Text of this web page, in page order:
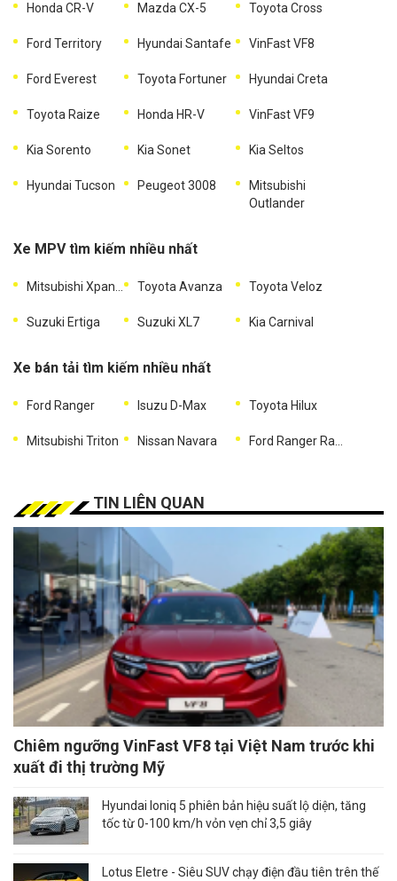
Honda CR-V Mazda CX-5 Toyota Cross
Ford Territory Hyundai Santafe VinFast VF8
Ford Everest Toyota Fortuner Hyundai Creta
Toyota Raize Honda HR-V VinFast VF9
Kia Sorento Kia Sonet Kia Seltos
Hyundai Tucson Peugeot 3008
Mitsubishi
Outlander
Xe MPV tìm kiếm nhiều nhất
Mitsubishi Xpander Toyota Avanza Toyota Veloz
Suzuki Ertiga Suzuki XL7 Kia Carnival
Xe bán tải tìm kiếm nhiều nhất
Ford Ranger Isuzu D-Max Toyota Hilux
Mitsubishi Triton Nissan Navara Ford Ranger Raptor
TIN LIÊN QUAN
Chiêm ngưỡng VinFast VF8 tại Việt Nam trước khi
xuất đi thị trường Mỹ
Hyundai Ioniq 5 phiên bản hiệu suất lộ diện, tăng
tốc từ 0-100 km/h vỏn vẹn chỉ 3,5 giây
Lotus Eletre - Siêu SUV chạy điện đầu tiên trên thế